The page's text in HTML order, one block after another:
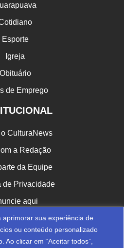
aprimorar sua experiência de
ou conteúdo personalizado
Ao clicar em “Aceitar todos”,
Esporte
Igreja
Obituário
de Emprego
CulturaNews
a Redação
da Equipe
de Privacidade
aqui
NAS REDES